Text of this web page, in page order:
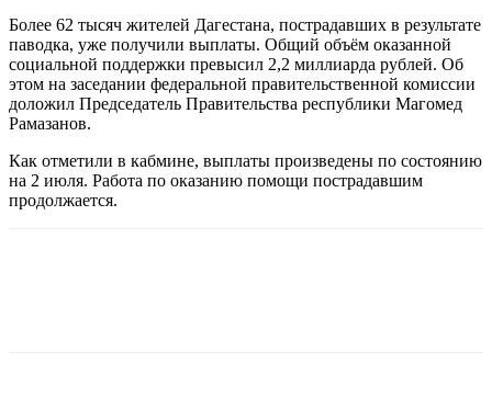
Более 62 тысяч жителей Дагестана, пострадавших в результате
паводка, уже получили выплаты. Общий объём оказанной
социальной поддержки превысил 2,2 миллиарда рублей. Об
этом на заседании федеральной правительственной комиссии
доложил Председатель Правительства республики Магомед
Рамазанов.
Как отметили в кабмине, выплаты произведены по состоянию
на 2 июля. Работа по оказанию помощи пострадавшим
продолжается.